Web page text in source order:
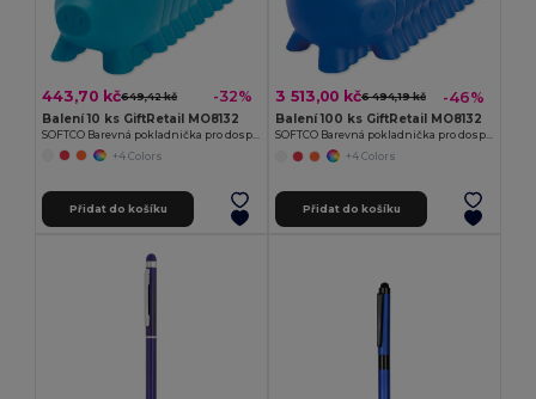
443,70 kč649,42 kč -32%
Balení 10 ks GiftRetail MO8132
+4 Colors
Přidat do košíku
3 513,00 kč6 494,19 kč -46%
Balení 100 ks GiftRetail MO8132
SOFTCO Barevná pokladnička pro dospělé i děti
+4 Colors
Přidat do košíku